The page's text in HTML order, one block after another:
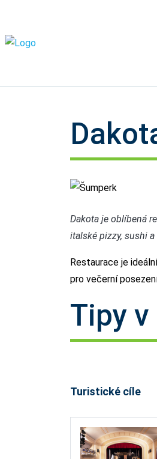
Šumperk
Dakota je oblíbená
italské pizzy, sushi
Restaurace je
pro večerní
Tipy
Turistické cíle